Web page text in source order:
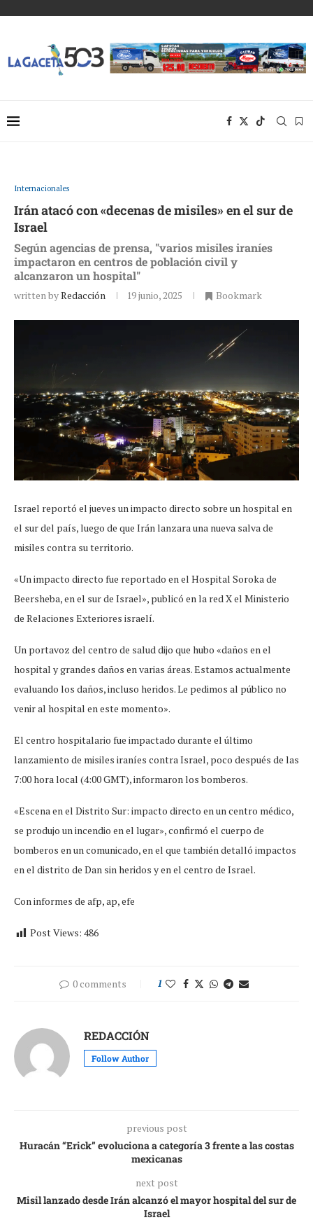
Internacionales
Irán atacó con «decenas de misiles» en el sur de
Israel
Según agencias de prensa, "varios misiles iraníes
impactaron en centros de población civil y
alcanzaron un hospital"
written byRedacción 19 junio, 2025 Bookmark
Israel reportó el jueves un impacto directo sobre un hospital en
el sur del país, luego de que Irán lanzara una nueva salva de
misiles contra su territorio.
«Un impacto directo fue reportado en el Hospital Soroka de
Beersheba, en el sur de Israel», publicó en la red X el Ministerio
de Relaciones Exteriores israelí.
Un portavoz del centro de salud dijo que hubo «daños en el
hospital y grandes daños en varias áreas. Estamos actualmente
evaluando los daños, incluso heridos. Le pedimos al público no
venir al hospital en este momento».
El centro hospitalario fue impactado durante el último
lanzamiento de misiles iraníes contra Israel, poco después de las
7:00 hora local (4:00 GMT), informaron los bomberos.
«Escena en el Distrito Sur: impacto directo en un centro médico,
se produjo un incendio en el lugar», confirmó el cuerpo de
bomberos en un comunicado, en el que también detalló impactos
en el distrito de Dan sin heridos y en el centro de Israel.
Con informes de afp, ap, efe
Post Views: 486
0 comments 1
REDACCIÓN
Follow Author
previous post
Huracán “Erick” evoluciona a categoría 3 frente a las costas
mexicanas
next post
Misil lanzado desde Irán alcanzó el mayor hospital del sur de
Israel